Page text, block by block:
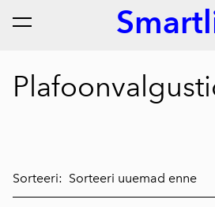
lisati ostukorvi. Vaata ostukorvi
Sorteeri: